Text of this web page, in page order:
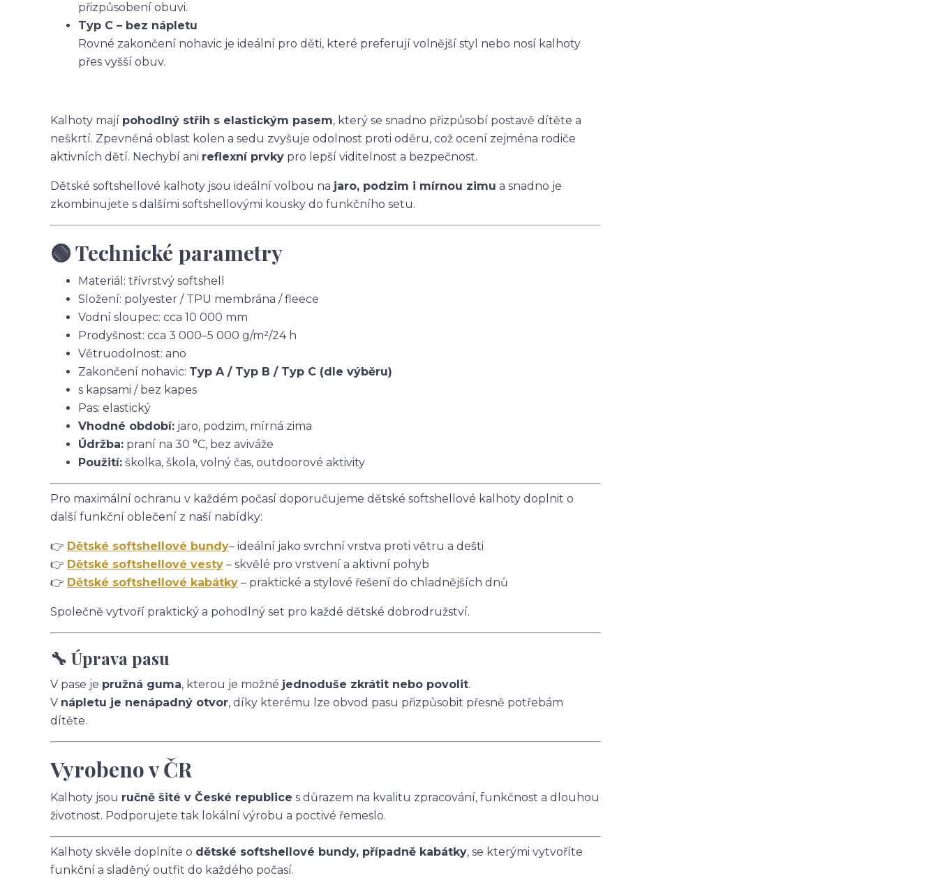
přizpůsobení obuvi.
Typ C – bez nápletu
Rovné zakončení nohavic je ideální pro děti, které preferují volnější styl nebo nosí kalhoty
přes vyšší obuv.
Kalhoty mají pohodlný střih s elastickým pasem, který se snadno přizpůsobí postavě dítěte a
neškrtí. Zpevněná oblast kolen a sedu zvyšuje odolnost proti oděru, což ocení zejména rodiče
aktivních dětí. Nechybí ani reflexní prvky pro lepší viditelnost a bezpečnost.
Dětské softshellové kalhoty jsou ideální volbou na jaro, podzim i mírnou zimu a snadno je
zkombinujete s dalšími softshellovými kousky do funkčního setu.
🟢 Technické parametry
Materiál: třívrstvý softshell
Složení: polyester / TPU membrána / fleece
Vodní sloupec: cca 10 000 mm
Prodyšnost: cca 3 000–5 000 g/m²/24 h
Větruodolnost: ano
Zakončení nohavic: Typ A / Typ B / Typ C (dle výběru)
s kapsami / bez kapes
Pas: elastický
Vhodné období: jaro, podzim, mírná zima
Údržba: praní na 30 °C, bez aviváže
Použití: školka, škola, volný čas, outdoorové aktivity
Pro maximální ochranu v každém počasí doporučujeme dětské softshellové kalhoty doplnit o
další funkční oblečení z naší nabídky:
👉 Dětské softshellové bundy– ideální jako svrchní vrstva proti větru a dešti
👉 Dětské softshellové vesty – skvělé pro vrstvení a aktivní pohyb
👉 Dětské softshellové kabátky – praktické a stylové řešení do chladnějších dnů
Společně vytvoří praktický a pohodlný set pro každé dětské dobrodružství.
🔧 Úprava pasu
V pase je pružná guma, kterou je možné jednoduše zkrátit nebo povolit.
V nápletu je nenápadný otvor, díky kterému lze obvod pasu přizpůsobit přesně potřebám
dítěte.
Vyrobeno v ČR
Kalhoty jsou ručně šité v České republice s důrazem na kvalitu zpracování, funkčnost a dlouhou
životnost. Podporujete tak lokální výrobu a poctivé řemeslo.
Kalhoty skvěle doplníte o dětské softshellové bundy, případně kabátky, se kterými vytvoříte
funkční a sladěný outfit do každého počasí.